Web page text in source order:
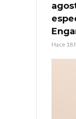
Hace 18